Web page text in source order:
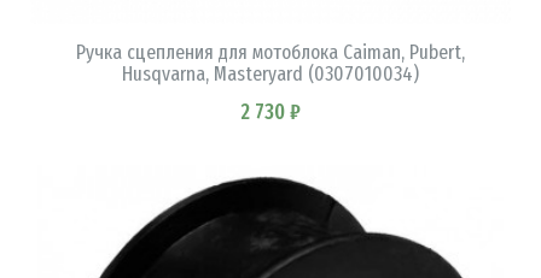
Ручка сцепления для мотоблока Caiman, Pubert,
Husqvarna, Masteryard (0307010034)
2 730 ₽